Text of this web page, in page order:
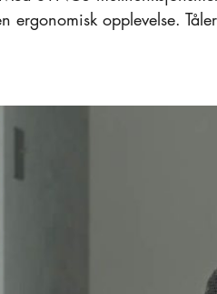
ergonomisk opplevelse.